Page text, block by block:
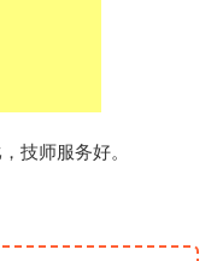
技师服务好。